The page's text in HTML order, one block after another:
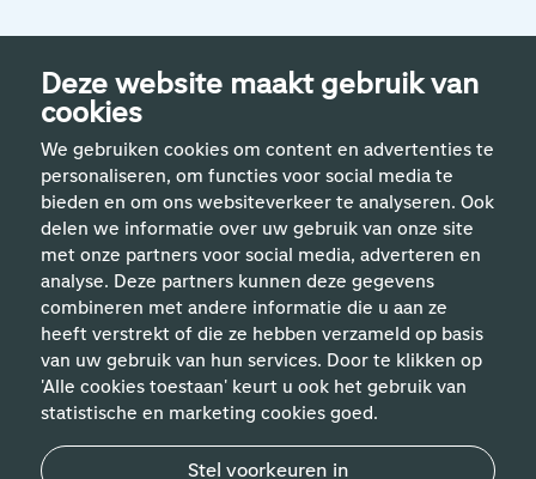
Deze website maakt gebruik van
cookies
We gebruiken cookies om content en advertenties te
personaliseren, om functies voor social media te
bieden en om ons websiteverkeer te analyseren. Ook
delen we informatie over uw gebruik van onze site
met onze partners voor social media, adverteren en
analyse. Deze partners kunnen deze gegevens
combineren met andere informatie die u aan ze
heeft verstrekt of die ze hebben verzameld op basis
van uw gebruik van hun services. Door te klikken op
'Alle cookies toestaan' keurt u ook het gebruik van
statistische en marketing cookies goed.
Stel voorkeuren in
Handige links
Vakgebieden
Contact